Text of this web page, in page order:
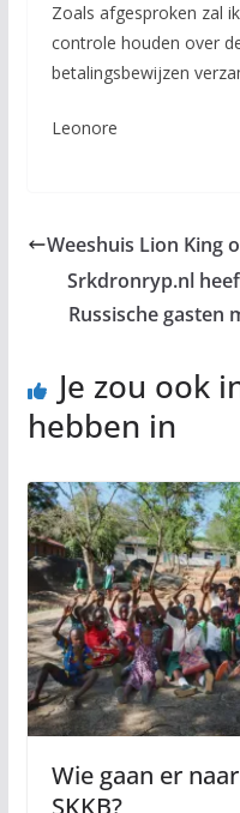
Zoals afgesproken zal
controle houden over
betalingsbewijzen
Leonore
Weeshuis Lion King
Srkdronryp.nl
Russische gasten
Je zou ook
hebben in
Wie gaan er
SKKB?